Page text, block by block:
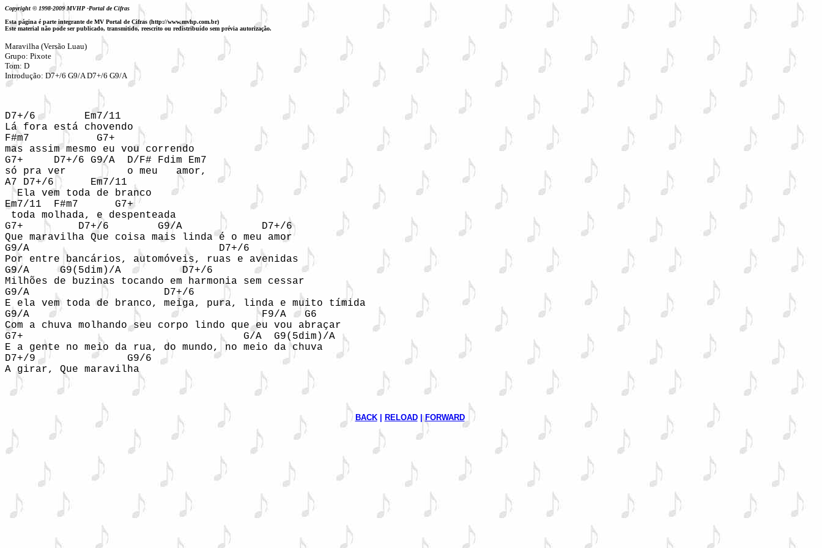
Copyright © 1998-2009 MVHP -Portal de Cifras
Esta página é parte integrante de MV Portal de Cifras (http://www.mvhp.com.br)
Este material não pode ser publicado, transmitido, reescrito ou redistribuído sem prévia autorização.
Maravilha (Versão Luau)
Grupo: Pixote
Tom: D
Introdução: D7+/6 G9/A D7+/6 G9/A
D7+/6        Em7/11
Lá fora está chovendo
F#m7           G7+
mas assim mesmo eu vou correndo
G7+     D7+/6 G9/A  D/F# Fdim Em7
só pra ver          o meu   amor,
A7 D7+/6      Em7/11
  Ela vem toda de branco
Em7/11  F#m7      G7+
toda molhada, e despenteada
G7+         D7+/6        G9/A             D7+/6
Que maravilha Que coisa mais linda é o meu amor
G9/A                               D7+/6
Por entre bancários, automóveis, ruas e avenidas
G9/A     G9(5dim)/A          D7+/6
Milhões de buzinas tocando em harmonia sem cessar
G9/A                      D7+/6
E ela vem toda de branco, meiga, pura, linda e muito tímida
G9/A                                      F9/A   G6
Com a chuva molhando seu corpo lindo que eu vou abraçar
G7+                                    G/A  G9(5dim)/A
E a gente no meio da rua, do mundo, no meio da chuva
D7+/9               G9/6
A girar, Que maravilha
BACK | RELOAD | FORWARD